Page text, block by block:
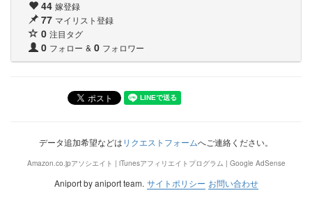
44 嫁登録
77 マイリスト登録
0 注目タグ
0 フォロー & 0 フォロワー
データ追加希望などはリクエストフォームへご連絡ください。
Amazon.co.jpアソシエイト | iTunesアフィリエイトプログラム | Google AdSense
Aniport by aniport team. サイトポリシー お問い合わせ